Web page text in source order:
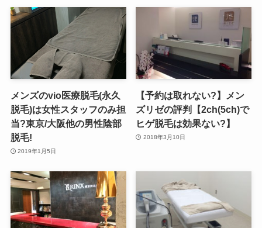
メンズのvio医療脱毛(永久
脱毛)は女性スタッフのみ担
当?東京/大阪他の男性陰部
脱毛!
2019年1月5日
【予約は取れない?】メン
ズリゼの評判【2ch(5ch)で
ヒゲ脱毛は効果ない?】
2018年3月10日